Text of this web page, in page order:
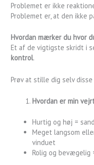
Problemet er ikke
Problemet er, at den ikke
Hvordan mærker du hvor
Et af de vigtigste skridt i
kontrol.
Prøv at stille dig selv
Hvordan er min
Hurtig og høj =
Meget langsom
vinduet
Rolig og bevægelig